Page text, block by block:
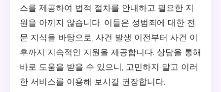
스를 제공하여 법적 절차를 안내하고 필요한 지
원을 아끼지 않습니다. 이들은 성범죄에 대한 전
문 지식을 바탕으로, 사건 발생 이전부터 사건 이
후까지 지속적인 지원을 제공합니다. 상담을 통해
바로 도움을 받을 수 있으니, 고민하지 말고 이러
한 서비스를 이용해 보시길 권장합니다.